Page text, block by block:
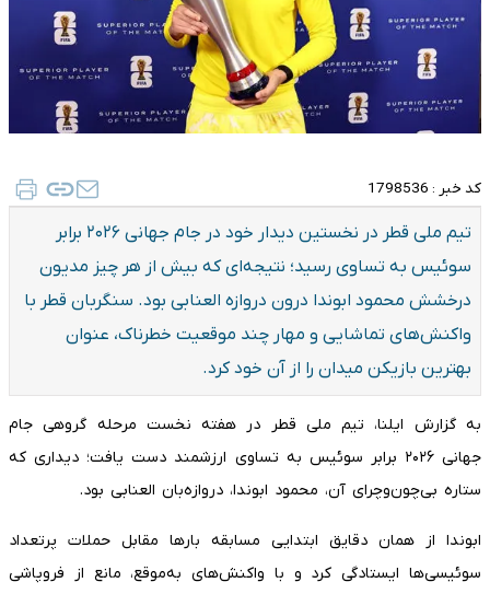
کد خبر : 1798536
تیم ملی قطر در نخستین دیدار خود در جام جهانی ۲۰۲۶ برابر
سوئیس به تساوی رسید؛ نتیجه‌ای که بیش از هر چیز مدیون
درخشش محمود ابوندا درون دروازه العنابی بود. سنگربان قطر با
واکنش‌های تماشایی و مهار چند موقعیت خطرناک، عنوان
بهترین بازیکن میدان را از آن خود کرد.
به گزارش ایلنا، تیم ملی قطر در هفته نخست مرحله گروهی جام
جهانی ۲۰۲۶ برابر سوئیس به تساوی ارزشمند دست یافت؛ دیداری که
ستاره بی‌چون‌وچرای آن، محمود ابوندا، دروازه‌بان العنابی بود.
ابوندا از همان دقایق ابتدایی مسابقه بارها مقابل حملات پرتعداد
سوئیسی‌ها ایستادگی کرد و با واکنش‌های به‌موقع، مانع از فروپاشی